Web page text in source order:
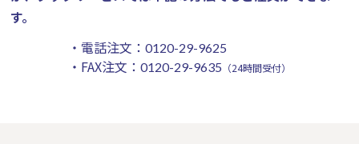
す。
・電話注文： 0120-29-9625
・FAX注文： 0120-29-9635 （24時間受付）